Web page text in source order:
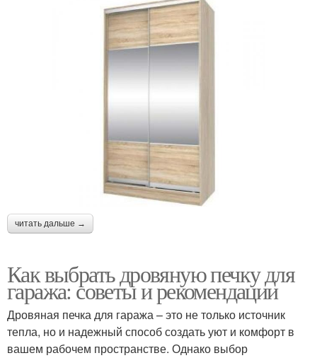
читать дальше →
Как выбрать дровяную печку для
гаража: советы и рекомендации
Дровяная печка для гаража – это не только источник
тепла, но и надежный способ создать уют и комфорт в
вашем рабочем пространстве. Однако выбор